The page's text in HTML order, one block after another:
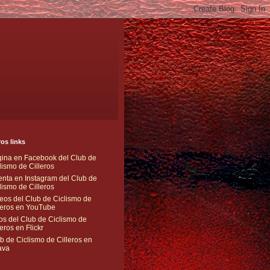
links
en Facebook del Club de
de Cilleros
en Instagram del Club de
de Cilleros
del Club de Ciclismo de
en YouTube
del Club de Ciclismo de
en Flickr
de Ciclismo de Cilleros en